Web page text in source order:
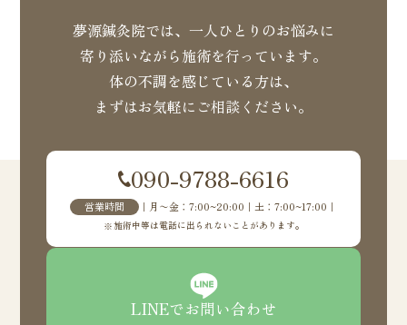
夢源鍼灸院では、一人ひとりのお悩みに
寄り添いながら施術を行っています。
体の不調を感じている方は、
まずはお気軽にご相談ください。
090-9788-6616
営業時間 ｜月〜金：7:00~20:00｜土：7:00~17:00｜
施術中等は電話に出られないことがあります。
LINEでお問い合わせ